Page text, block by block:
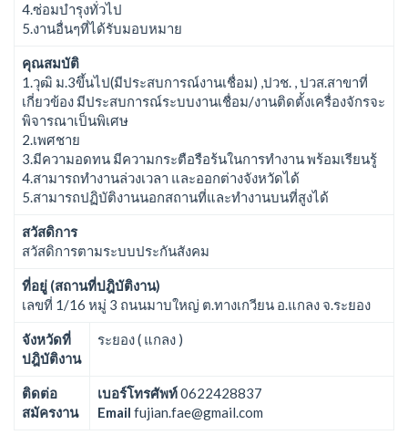
4.ซ่อมบำรุงทั่วไป
5.งานอื่นๆที่ได้รับมอบหมาย
คุณสมบัติ
1.วุฒิ ม.3ขึ้นไป(มีประสบการณ์งานเชื่อม) ,ปวช. , ปวส.สาขาที่
เกี่ยวข้อง มีประสบการณ์ระบบงานเชื่อม/งานติดตั้งเครื่องจักรจะ
พิจารณาเป็นพิเศษ
2.เพศชาย
3.มีความอดทน มีความกระตือรือร้นในการทำงาน พร้อมเรียนรู้
4.สามารถทำงานล่วงเวลา และออกต่างจังหวัดได้
5.สามารถปฏิบัติงานนอกสถานที่และทำงานบนที่สูงได้
สวัสดิการ
สวัสดิการตามระบบประกันสังคม
ที่อยู่ (สถานที่ปฎิบัติงาน)
เลขที่ 1/16 หมู่ 3 ถนนมาบใหญ่ ต.ทางเกวียน อ.แกลง จ.ระยอง
จังหวัดที่
ปฎิบัติงาน
ระยอง ( แกลง )
ติดต่อ
สมัครงาน
เบอร์โทรศัพท์0622428837
Email fujian.fae@gmail.com